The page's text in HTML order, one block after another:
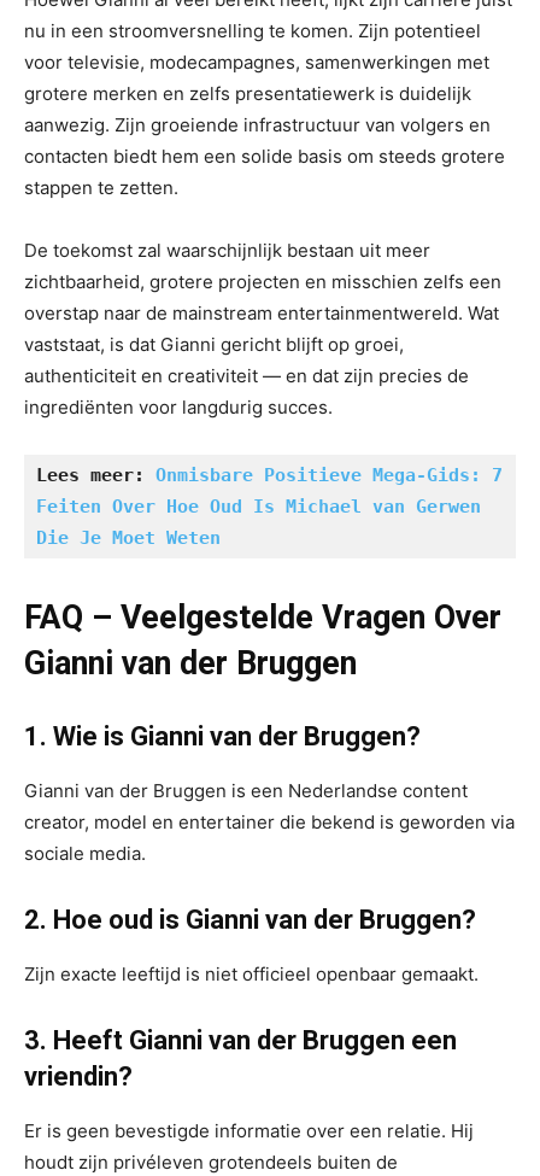
nu in een stroomversnelling te komen. Zijn potentieel
voor televisie, modecampagnes, samenwerkingen met
grotere merken en zelfs presentatiewerk is duidelijk
aanwezig. Zijn groeiende infrastructuur van volgers en
contacten biedt hem een solide basis om steeds grotere
stappen te zetten.
De toekomst zal waarschijnlijk bestaan uit meer
zichtbaarheid, grotere projecten en misschien zelfs een
overstap naar de mainstream entertainmentwereld. Wat
vaststaat, is dat Gianni gericht blijft op groei,
authenticiteit en creativiteit — en dat zijn precies de
ingrediënten voor langdurig succes.
Lees meer: Onmisbare Positieve Mega-Gids: 7
Feiten Over Hoe Oud Is Michael van Gerwen
Die Je Moet Weten
FAQ – Veelgestelde Vragen Over
Gianni van der Bruggen
1. Wie is Gianni van der Bruggen?
Gianni van der Bruggen is een Nederlandse content
creator, model en entertainer die bekend is geworden via
sociale media.
2. Hoe oud is Gianni van der Bruggen?
Zijn exacte leeftijd is niet officieel openbaar gemaakt.
3. Heeft Gianni van der Bruggen een
vriendin?
Er is geen bevestigde informatie over een relatie. Hij
houdt zijn privéleven grotendeels buiten de